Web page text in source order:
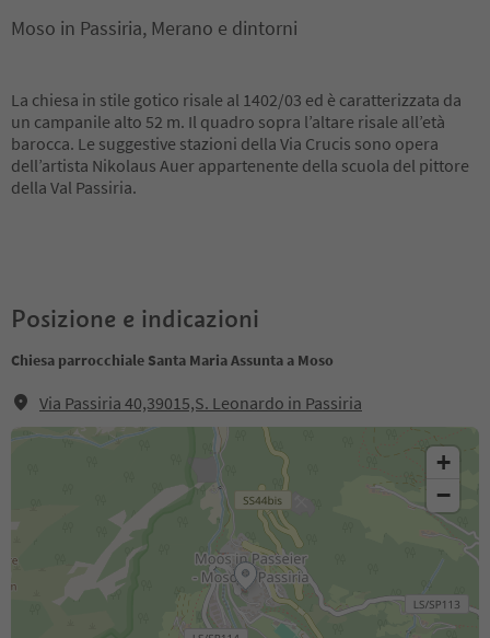
Moso in Passiria, Merano e dintorni
La chiesa in stile gotico risale al 1402/03 ed è caratterizzata da
un campanile alto 52 m. Il quadro sopra l’altare risale all’età
barocca. Le suggestive stazioni della Via Crucis sono opera
dell’artista Nikolaus Auer appartenente della scuola del pittore
della Val Passiria.
Posizione e indicazioni
Chiesa parrocchiale Santa Maria Assunta a Moso
Via Passiria 40,39015,S. Leonardo in Passiria
+
−